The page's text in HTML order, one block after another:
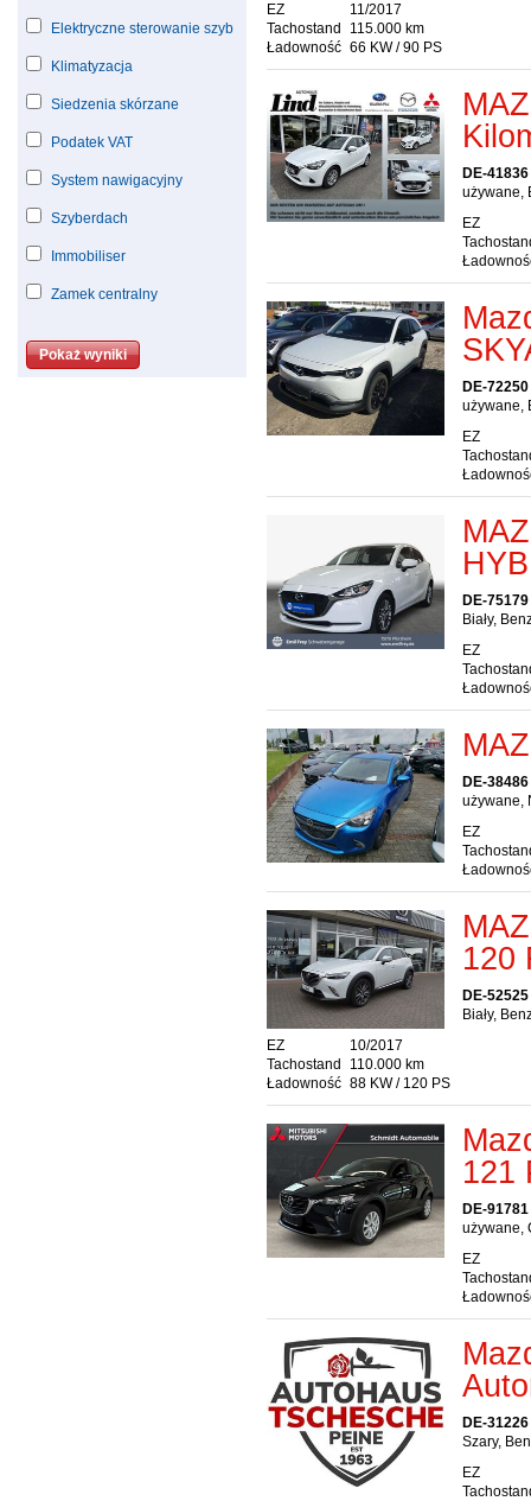
Elektryczne sterowanie szyb
Klimatyzacja
Siedzenia skórzane
Podatek VAT
System nawigacyjny
Szyberdach
Immobiliser
Zamek centralny
EZ
11/2017
Tachostand
115.000 km
Ładowność 66 KW / 90 PS
DE-
używane,
EZ
DE-
używane,
EZ
DE-
Biały,
EZ
DE-
używane,
EZ
120
DE-
Biały,
EZ
10/2017
Tachostand
110.000 km
Ładowność 88 KW / 120 PS
121
DE-
używane,
EZ
DE-
Szary,
EZ